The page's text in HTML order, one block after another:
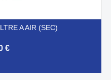
A AIR (SEC)
€